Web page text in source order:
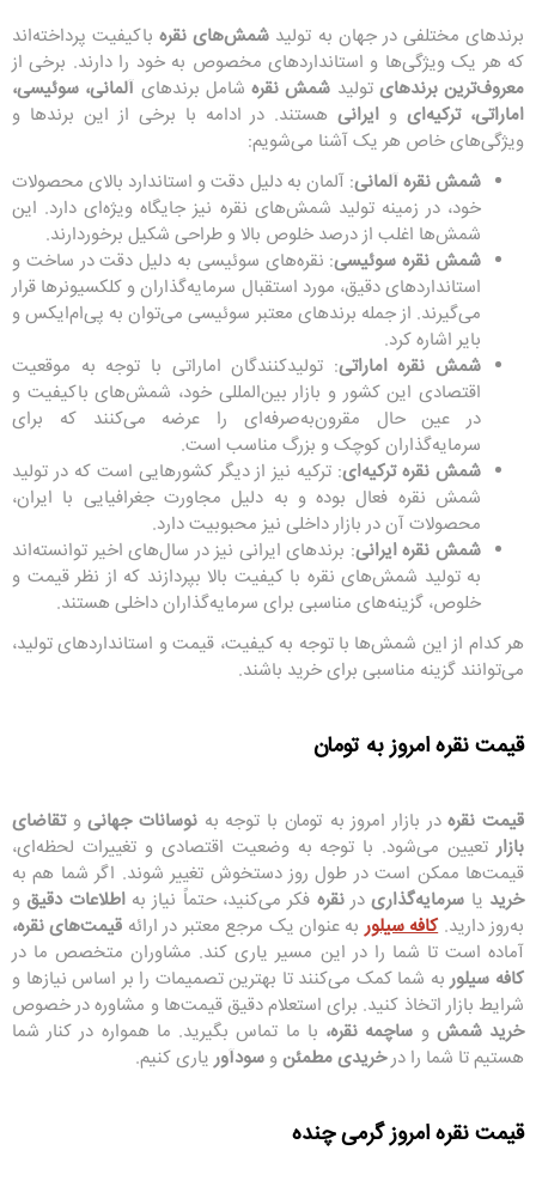
برندهای مختلفی در جهان به تولید شمش‌های نقرهباکیفیت پرداخته‌اند
که هر یک ویژگی‌ها و استانداردهای مخصوص به خود را دارند. برخی از
معروف‌ترین برندهای تولید شمش نقره شامل برندهای آلمانی، سوئیسی،
اماراتی، ترکیه‌ایو ایرانیهستند. در ادامه با برخی از این برندها و
ویژگی‌های خاص هر یک آشنا می‌شویم:
شمش نقره آلمانی: آلمان به دلیل دقت و استاندارد بالای محصولات
خود، در زمینه تولید شمش‌های نقره نیز جایگاه ویژه‌ای دارد. این
شمش‌ها اغلب از درصد خلوص بالا و طراحی شکیل برخوردارند.
شمش نقره سوئیسی: نقره‌های سوئیسی به دلیل دقت در ساخت و
استانداردهای دقیق، مورد استقبال سرمایه‌گذاران و کلکسیونرها قرار
می‌گیرند. از جمله برندهای معتبر سوئیسی می‌توان به پی‌ام‌ایکس و
بایر اشاره کرد.
شمش نقره اماراتی: تولیدکنندگان اماراتی با توجه به موقعیت
اقتصادی این کشور و بازار بین‌المللی خود، شمش‌های باکیفیت و
در عین حال مقرون‌به‌صرفه‌ای را عرضه می‌کنند که برای
سرمایه‌گذاران کوچک و بزرگ مناسب است.
شمش نقره ترکیه‌ای: ترکیه نیز از دیگر کشورهایی است که در تولید
شمش نقره فعال بوده و به دلیل مجاورت جغرافیایی با ایران،
محصولات آن در بازار داخلی نیز محبوبیت دارد.
شمش نقره ایرانی: برندهای ایرانی نیز در سال‌های اخیر توانسته‌اند
به تولید شمش‌های نقره با کیفیت بالا بپردازند که از نظر قیمت و
خلوص، گزینه‌های مناسبی برای سرمایه‌گذاران داخلی هستند.
هر کدام از این شمش‌ها با توجه به کیفیت، قیمت و استانداردهای تولید،
می‌توانند گزینه مناسبی برای خرید باشند.
قیمت نقره امروز به تومان
قیمت نقرهدر بازار امروز به تومان با توجه به نوسانات جهانیوتقاضای
بازار تعیین می‌شود. با توجه به وضعیت اقتصادی و تغییرات لحظه‌ای،
قیمت‌ها ممکن است در طول روز دستخوش تغییر شوند. اگر شما هم به
خرید یا سرمایه‌گذاریدرنقره فکر می‌کنید، حتماً نیاز بهاطلاعات دقیق و
به‌روز دارید. کافه سیلور به عنوان یک مرجع معتبر در ارائه قیمت‌های نقره،
آماده است تا شما را در این مسیر یاری کند. مشاوران متخصص ما در
کافه سیلور به شما کمک می‌کنند تا بهترین تصمیمات را بر اساس نیازها و
شرایط بازار اتخاذ کنید. برای استعلام دقیق قیمت‌ها و مشاوره در خصوص
خرید شمش و ساچمه نقره، با ما تماس بگیرید. ما همواره در کنار شما
هستیم تا شما را درخریدی مطمئنو سودآور یاری کنیم.
قیمت نقره امروز گرمی چنده